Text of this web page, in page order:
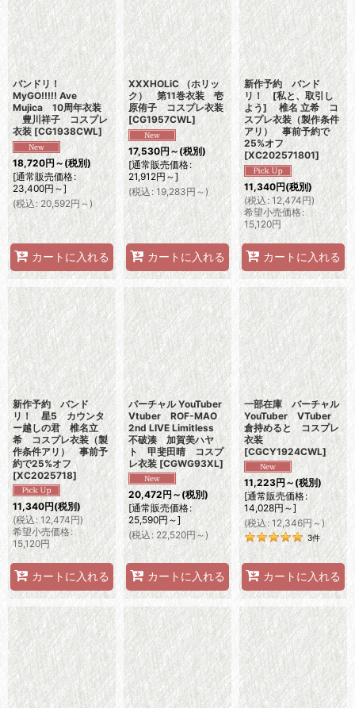
バンドリ！
MyGO!!!!! Ave
Mujica 10周年衣装
豊川祥子 コスプレ
衣装 [CG1938CWL]
18,720円～(税別)
[通常販売価格:
23,400円～]
(税込 : 20,592円～)
カートに入れる
XXXHOLiC （ホリッ
ク） 第11巻衣装 壱
原侑子 コスプレ衣装
[CG1957CWL]
17,530円～(税別)
[通常販売価格:
21,912円 ～]
(税込: 19,283円～)
カートに入れる
新作予約 バンド
リ！ [私と、取引し
よう] 椎名 立希 コ
スプレ衣装（製作条件
アリ） 事前予約で
25%オフ
[XC202571801]
11,340円(税別)
(税込: 12,474円)
希望小売価格:
15,120円
カートに入れる
新作予約 バンド
リ！ 星5 カウンタ
ー越しの君 椎名立
希 コスプレ衣装（製
作条件アリ） 事前予
約で25%オフ
[XC2025718]
11,340円(税別)
(税込: 12,474円)
希望小売価格:
15,120円
カートに入れる
バーチャル YouTuber
Vtuber ROF-MAO
2nd LIVE Limitless
不破湊 加賀美ハヤ
ト 甲斐田晴 コスプ
レ衣装 [CGWG93XL]
20,472円～(税別)
[通常販売価格:
25,590円～]
(税込: 22,520円 ～)
カートに入れる
一部在庫 バーチャル
YouTuber VTuber
倉持めると コスプレ
衣装
[CGCY1924CWL]
11,223円～(税別)
[通常販売価格:
14,028円～]
(税込: 12,346円～)
3件
カートに入れる